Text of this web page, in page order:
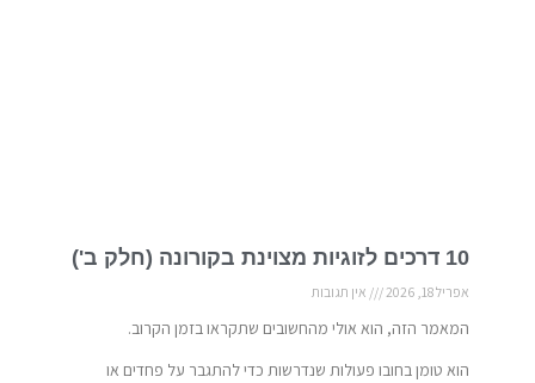
10 דרכים לזוגיות מצוינת בקורונה (חלק ב')
אפריל 18, 2026 אין תגובות
המאמר הזה, הוא אולי מהחשובים שתקראו בזמן הקרוב.
הוא טומן בחובו פעולות שנדרשות כדי להתגבר על פחדים או